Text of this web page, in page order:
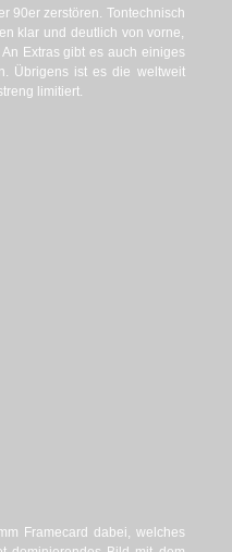
90er zerstören. Tontechnisch
klar und deutlich von vorne,
Extras gibt es auch einiges
Übrigens ist es die weltweit
limitiert.
Framecard dabei, welches